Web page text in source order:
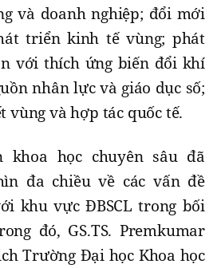
và doanh nghiệp; đổi mới
triển kinh tế vùng; phát
với thích ứng biến đổi khí
nhân lực và giáo dục số;
vùng và hợp tác quốc tế.
khoa học chuyên sâu đã
đa chiều về các vấn đề
khu vực ĐBSCL trong bối
đó, GS.TS. Premkumar
Trường Đại học Khoa học